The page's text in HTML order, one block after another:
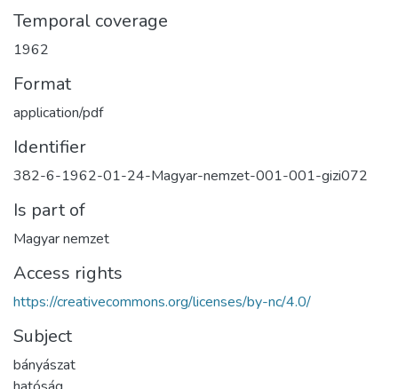
Temporal coverage
1962
Format
application/pdf
Identifier
382-6-1962-01-24-Magyar-nemzet-001-001-gizi072
Is part of
Magyar nemzet
Access rights
https://creativecommons.org/licenses/by-nc/4.0/
Subject
bányászat